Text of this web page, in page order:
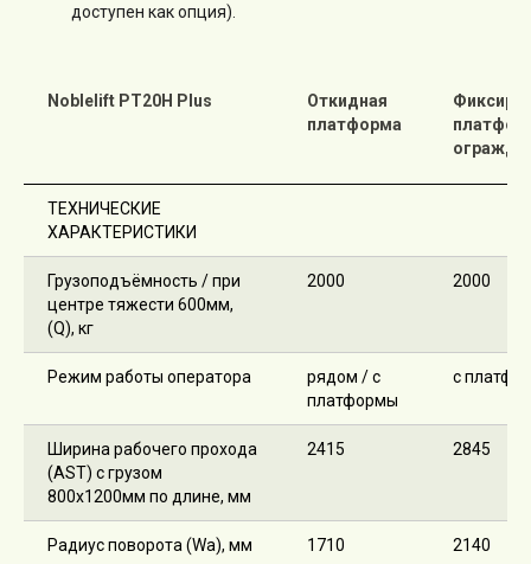
доступен как опция).
Noblelift PT20H Plus
Откидная
платформа
ТЕХНИЧЕСКИЕ
ХАРАКТЕРИСТИКИ
Грузоподъёмность / при
центре тяжести 600мм,
(Q), кг
2000 2000
Режим работы оператора
рядом / с
платформы
с
Ширина рабочего прохода
(AST) с грузом
800х1200мм по длине, мм
2415 2845
Радиус поворота (Wa), мм 1710 2140